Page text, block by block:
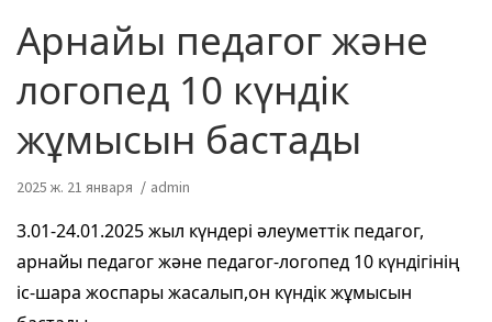
Арнайы педагог және
логопед 10 күндік
жұмысын бастады
2025 ж. 21 января admin
3.01-24.01.2025 жыл күндері әлеуметтік педагог,
арнайы педагог және педагог-логопед 10 күндігінің
іс-шара жоспары жасалып,он күндік жұмысын